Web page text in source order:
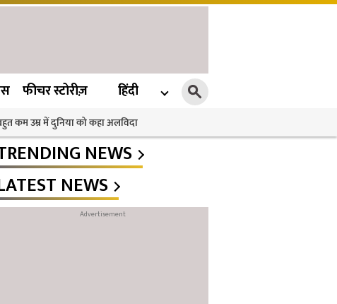
फीचर स्टोरीज़ हिंदी
कम उम्र में दुनिया को कहा अलविदा
NEWS
NEWS